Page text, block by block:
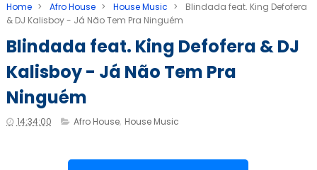
Home > Afro House > House Music >
Blindada feat. King Defofera
& DJ Kalisboy - Já Não Tem Pra Ninguém
Blindada feat. King Defofera & DJ
Kalisboy - Já Não Tem Pra
Ninguém
14:34:00 Afro House, House Music